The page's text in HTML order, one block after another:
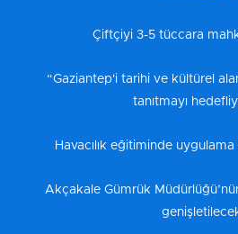
Çiftçiyi 3-5 tüccara
“Gaziantep'i tarihi ve kültürel
tanıtmayı
Havacılık eğitiminde
Akçakale Gümrük